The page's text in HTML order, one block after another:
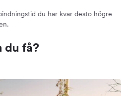
du har kvar desto högre
du få?